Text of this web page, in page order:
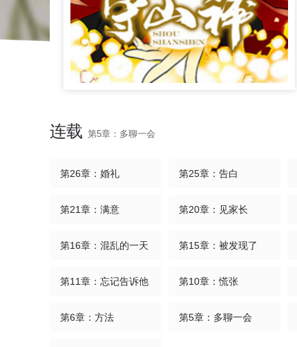
连载 第5章：多聊一会
第26章：婚礼 第25章：告白
第21章：满意 第20章：见家长
第16章：混乱的一天 第15章：被发现了
第11章：忘记告诉他 第10章：慌张
第6章：方法 第5章：多聊一会